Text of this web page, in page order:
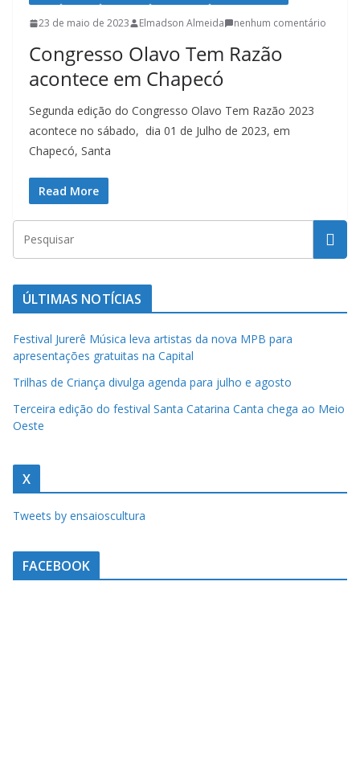
u
r
a
c
a
a
r
n
e
n
s
e
a
m
i
q
e
.
23 de maio de 2023 Elmadson Almeida nenhum comentário
Congresso Olavo Tem Razão
acontece em Chapecó
Segunda edição do Congresso Olavo Tem Razão 2023
acontece no sábado, dia 01 de Julho de 2023, em
Chapecó, Santa
Read More
ÚLTIMAS NOTÍCIAS
Festival Jurerê Música leva artistas da nova MPB para
apresentações gratuitas na Capital
Trilhas de Criança divulga agenda para julho e agosto
Terceira edição do festival Santa Catarina Canta chega ao Meio
Oeste
X
Tweets by ensaioscultura
FACEBOOK